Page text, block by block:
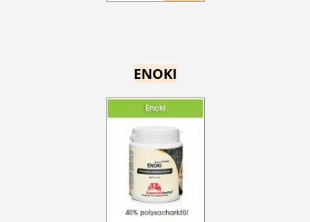
ENOKI